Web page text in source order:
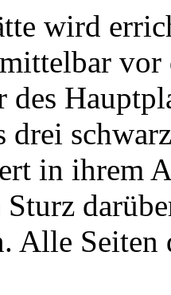
wird
des
drei
in ihrem
Alle